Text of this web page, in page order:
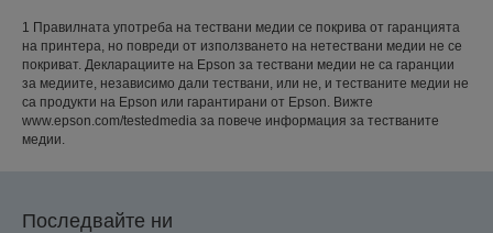
1 Правилната употреба на тествани медии се покрива от гаранцията
на принтера, но повреди от използването на нетествани медии не се
покриват. Декларациите на Epson за тествани медии не са гаранции
за медиите, независимо дали тествани, или не, и тестваните медии не
са продукти на Epson или гарантирани от Epson. Вижте
www.epson.com/testedmedia за повече информация за тестваните
медии.
Последвайте ни